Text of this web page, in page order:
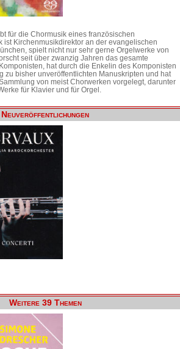
für die Chormusik eines französischen
ist Kirchenmusikdirektor an der evangelischen
spielt nicht nur sehr gerne Orgelwerke von
seit über zwanzig Jahren das gesamte
hat durch die Enkelin des Komponisten
zu bisher unveröffentlichten Manuskripten und hat
von meist Chorwerken vorgelegt, darunter
für Klavier und für Orgel.
Neuveröffentlichungen
Weitere 39 Themen